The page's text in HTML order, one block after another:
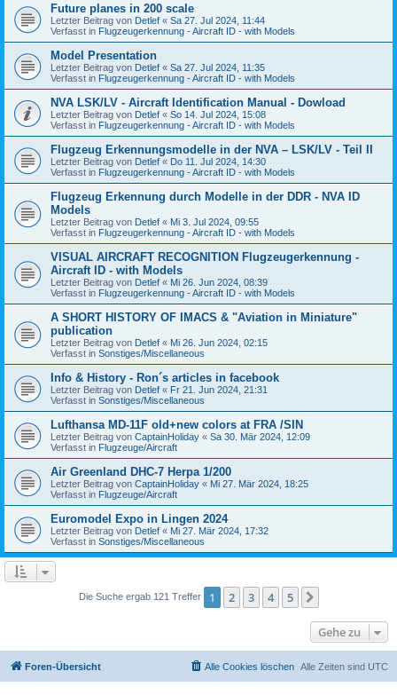
Future planes in 200 scale
Letzter Beitrag von Detlef « Sa 27. Jul 2024, 11:44
Verfasst in Flugzeugerkennung - Aircraft ID - with Models
Model Presentation
Letzter Beitrag von Detlef « Sa 27. Jul 2024, 11:35
Verfasst in Flugzeugerkennung - Aircraft ID - with Models
NVA LSK/LV - Aircraft Identification Manual - Dowload
Letzter Beitrag von Detlef « So 14. Jul 2024, 15:08
Verfasst in Flugzeugerkennung - Aircraft ID - with Models
Flugzeug Erkennungsmodelle in der NVA – LSK/LV - Teil II
Letzter Beitrag von Detlef « Do 11. Jul 2024, 14:30
Verfasst in Flugzeugerkennung - Aircraft ID - with Models
Flugzeug Erkennung durch Modelle in der DDR - NVA ID
Models
Letzter Beitrag von Detlef « Mi 3. Jul 2024, 09:55
Verfasst in Flugzeugerkennung - Aircraft ID - with Models
VISUAL AIRCRAFT RECOGNITION Flugzeugerkennung -
Aircraft ID - with Models
Letzter Beitrag von Detlef « Mi 26. Jun 2024, 08:39
Verfasst in Flugzeugerkennung - Aircraft ID - with Models
A SHORT HISTORY OF IMACS & "Aviation in Miniature"
publication
Letzter Beitrag von Detlef « Mi 26. Jun 2024, 02:15
Verfasst in Sonstiges/Miscellaneous
Info & History - Ron´s articles in facebook
Letzter Beitrag von Detlef « Fr 21. Jun 2024, 21:31
Verfasst in Sonstiges/Miscellaneous
Lufthansa MD-11F old+new colors at FRA /SIN
Letzter Beitrag von CaptainHoliday « Sa 30. Mär 2024, 12:09
Verfasst in Flugzeuge/Aircraft
Air Greenland DHC-7 Herpa 1/200
Letzter Beitrag von CaptainHoliday « Mi 27. Mär 2024, 18:25
Verfasst in Flugzeuge/Aircraft
Euromodel Expo in Lingen 2024
Letzter Beitrag von Detlef « Mi 27. Mär 2024, 17:32
Verfasst in Sonstiges/Miscellaneous
Die Suche ergab 121 Treffer 1 2 3 4 5
Gehe zu
Foren-Übersicht Alle Zeiten sind UTC
Alle Cookies löschen